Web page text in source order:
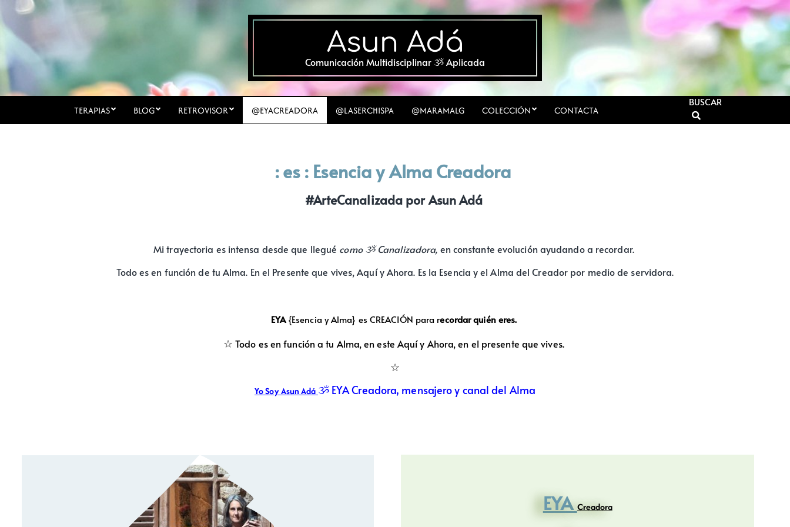
Asun Adá
Comunicación Multidisciplinar ૐ Aplicada
TERAPIAS BLOG RETROVISOR @EYACREADORA @LASERCHISPA @MARAMALG COLECCIÓN CONTACTA
BUSCAR
: es : Esencia y Alma Creadora
#ArteCanalizada por Asun Adá
Mi trayectoria es intensa desde que llegué como ૐ Canalizadora, en constante evolución ayudando a recordar.
Todo es en función de tu Alma. En el Presente que vives, Aquí y Ahora. Es la Esencia y el Alma del Creador por medio de servidora.
EYA{Esencia y Alma} es CREACIÓN para recordar quién eres.
☆Todo es en función a tu Alma, en este Aquí y Ahora, en el presente que vives.
☆
Yo Soy Asun Adá ૐ EYA Creadora, mensajero y canal del Alma
EYACreadora